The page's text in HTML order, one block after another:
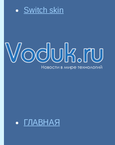
Switch skin
ГЛАВНАЯ